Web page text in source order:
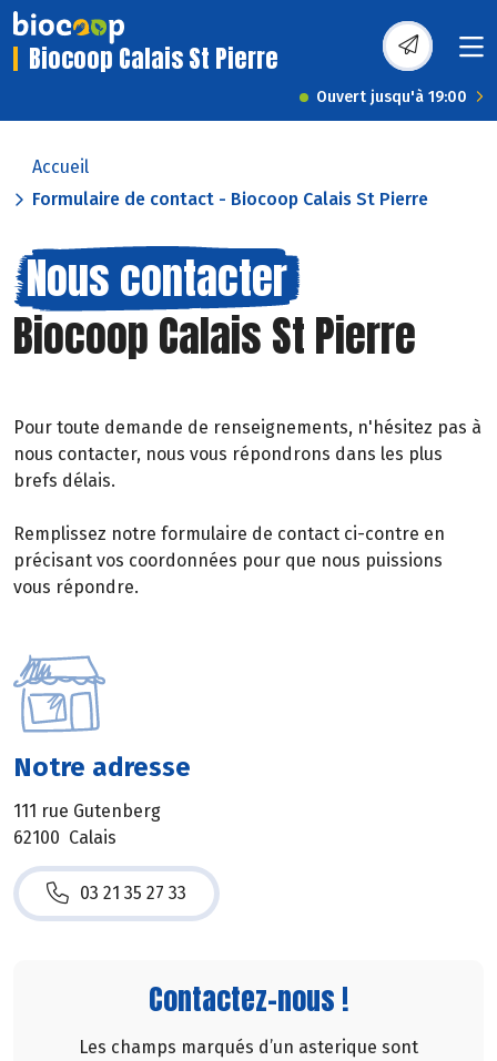
Biocoop Calais St Pierre
Ouvert jusqu'à 19:00
Accueil
Formulaire de contact - Biocoop Calais St Pierre
Nous contacter
Biocoop Calais St Pierre
Pour toute demande de renseignements, n'hésitez pas à
nous contacter, nous vous répondrons dans les plus
brefs délais.
Remplissez notre formulaire de contact ci-contre en
précisant vos coordonnées pour que nous puissions
vous répondre.
Notre adresse
111 rue Gutenberg
62100 Calais
03 21 35 27 33
Contactez-nous !
Les champs marqués d’un asterique sont